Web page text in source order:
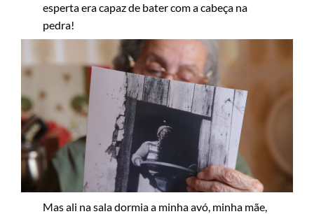
esperta era capaz de bater com a cabeça na
pedra!
Mas ali na sala dormia a minha avó, minha mãe,